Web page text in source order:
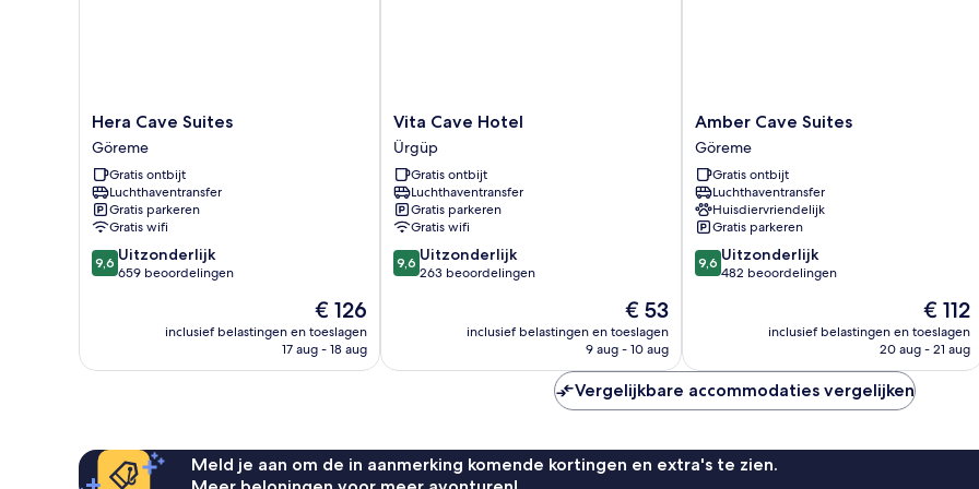
Hera
Cave
Suites
Göreme
Hera Cave Suites
Göreme
Gratis ontbijt
Luchthaventransfer
Gratis parkeren
Gratis wifi
9.6
van
9,6 Uitzonderlijk
659 beoordelingen
De
prijs
is
€ 126
inclusief belastingen en toeslagen
17 aug - 18 aug
Vita
Cave
Hotel
Ürgüp
Vita Cave Hotel
Ürgüp
Gratis ontbijt
Luchthaventransfer
Gratis parkeren
Gratis wifi
9.6
van
9,6 Uitzonderlijk
263 beoordelingen
De
prijs
is
€ 53
inclusief belastingen en toeslagen
9 aug - 10 aug
Amber
Cave
Suites
Göreme
Amber Cave Suites
Göreme
Gratis ontbijt
Luchthaventransfer
Huisdiervriendelijk
Gratis parkeren
9.6
van
9,6 Uitzonderlijk
482 beoordelingen
De
prijs
is
€ 112
inclusief belastingen en toeslagen
20 aug - 21 aug
Vergelijkbare accommodaties vergelijken
Meld je aan om de in aanmerking komende kortingen en extra's te zien.